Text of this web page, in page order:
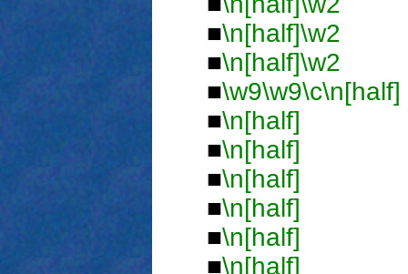
■\n[half]\w2
■\n[half]\w2
■\w9\w9\c\n[half]
■\n[half]
■\n[half]
■\n[half]
■\n[half]
■\n[half]
■\n[half]